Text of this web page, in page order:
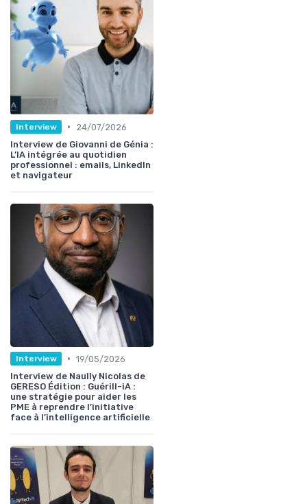
Interview •
24/07/2026
Interview de Giovanni de Génia :
L’IA intégrée au quotidien
professionnel : emails, LinkedIn
et navigateur
Interview • 19/05/2026
Interview de Naully Nicolas de
GERESO Édition : Guérill-iA :
une stratégie pour aider les
PME à reprendre l’initiative
face à l’intelligence artificielle